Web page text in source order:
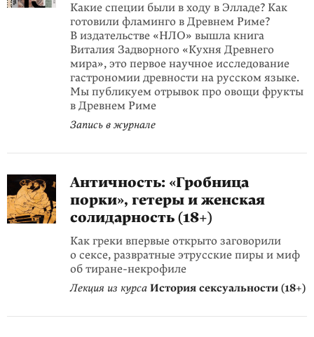
Какие специи были в ходу в Элладе? Как
готовили фламинго в Древнем Риме?
В издательстве «НЛО» вышла книга
Виталия Задворного «Кухня Древнего
мира», это первое научное исследование
гастрономии древности на русском языке.
Мы публикуем отрывок про овощи фрукты
в Древнем Риме
Запись в журнале
Античность: «Гробница
порки», гетеры и женская
солидарность (18+)
Как греки впервые открыто заговорили
о сексе, развратные этрусские пиры и миф
об тиране-некрофиле
Лекция из курса История сексуальности (18+)